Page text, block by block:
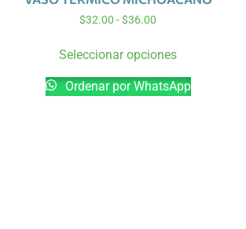
$32.00 -$36.00
Seleccionar opciones
Ordenar por WhatsApp